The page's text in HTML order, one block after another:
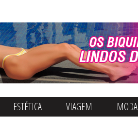
ESTÉTICA VIAGEM MODA